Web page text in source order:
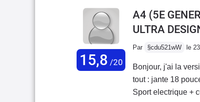
15,8 /20
A4 (5E
ULTRA
Par §cdu521wW le
Bonjour, j'ai la
tout : jante 18
Sport electrique +